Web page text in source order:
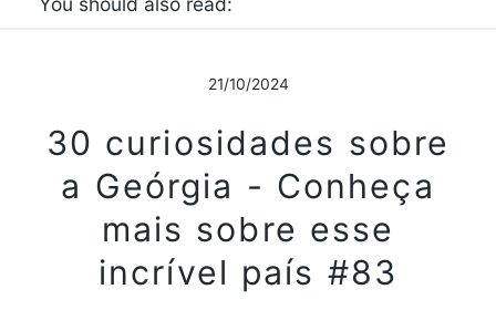
21/10/2024
30 curiosidades sobre
a Geórgia - Conheça
mais sobre esse
incrível país #83